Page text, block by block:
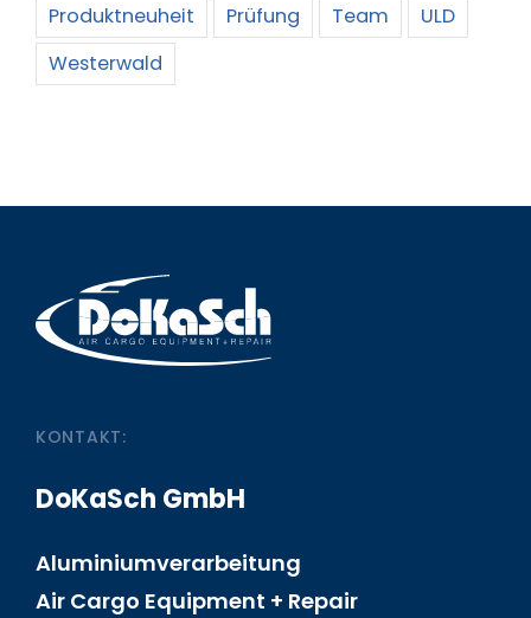
Produktneuheit
Prüfung Team
ULD
Westerwald
KONTAKT:
DoKaSch GmbH
Aluminiumverarbeitung
Air Cargo Equipment + Repair